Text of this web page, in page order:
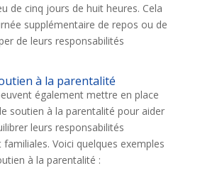
de cinq jours de huit heures. Cela
supplémentaire de repos ou de
de leurs responsabilités
à la parentalité
également mettre en place
soutien à la parentalité pour aider
leurs responsabilités
Voici quelques exemples
à la parentalité :